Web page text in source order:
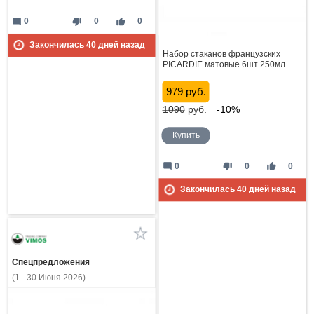
thumb_down 0 thumb_up 0
mode_comment 0
Закончилась 40дней назад
Набор стаканов французских
PICARDIE матовые 6шт 250мл
979 руб.
1090руб. -10%
Купить
thumb_down 0 thumb_up 0
mode_comment 0
Закончилась 40дней назад
Спецпредложения
(1 - 30 Июня 2026)